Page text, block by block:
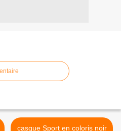
casque Sport en coloris noir